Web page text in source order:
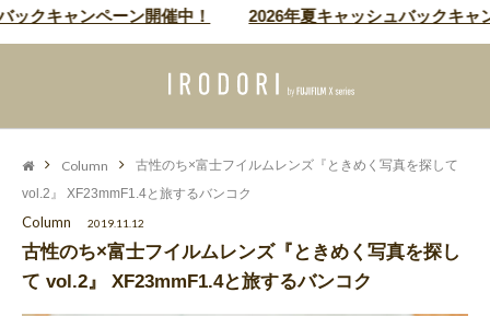
ンペーン開催中！ 2026年夏キャッシュバックキャンペーン
Column
古性のち×富士フイルムレンズ『ときめく写真を探して
vol.2』 XF23mmF1.4と旅するバンコク
Column 2019.11.12
古性のち×富士フイルムレンズ『ときめく写真を探し
て vol.2』 XF23mmF1.4と旅するバンコク